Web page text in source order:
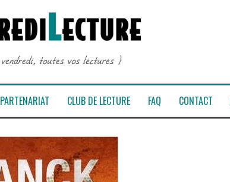
PARTENARIAT CLUB DE LECTURE FAQ CONTACT